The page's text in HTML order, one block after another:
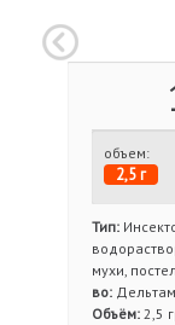
объем:
2,5 г
Тип:
мухи,
во:
Объём: 2,5